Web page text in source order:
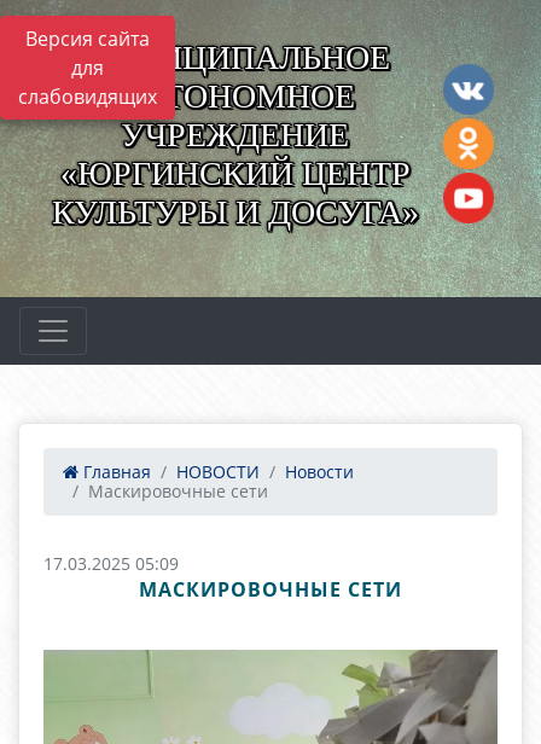
Версия сайта
для
слабовидящих
МУНИЦИПАЛЬНОЕ
АВТОНОМНОЕ
УЧРЕЖДЕНИЕ
«ЮРГИНСКИЙ ЦЕНТР
КУЛЬТУРЫ И ДОСУГА»
Главная НОВОСТИ
Новости
Маскировочные сети
17.03.2025 05:09
МАСКИРОВОЧНЫЕ СЕТИ